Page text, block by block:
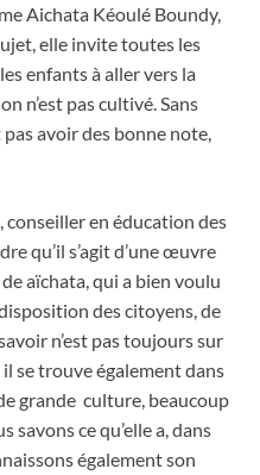
Aichata Kéoulé Boundy,
elle invite toutes les
enfants à aller vers la
n’est pas cultivé. Sans
avoir des bonne note,
en éducation des
qu’il s’agit d’une œuvre
aïchata, qui a bien voulu
des citoyens, de
n’est pas toujours sur
se trouve également dans
grande culture, beaucoup
savons ce qu’elle a, dans
également son